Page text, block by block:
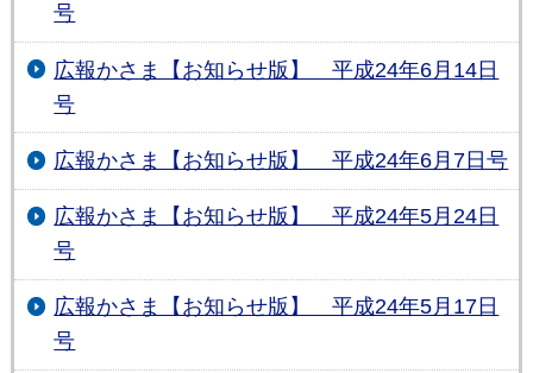
号
広報かさま【お知らせ版】 平成24年6月14日
号
広報かさま【お知らせ版】 平成24年6月7日号
広報かさま【お知らせ版】 平成24年5月24日
号
広報かさま【お知らせ版】 平成24年5月17日
号